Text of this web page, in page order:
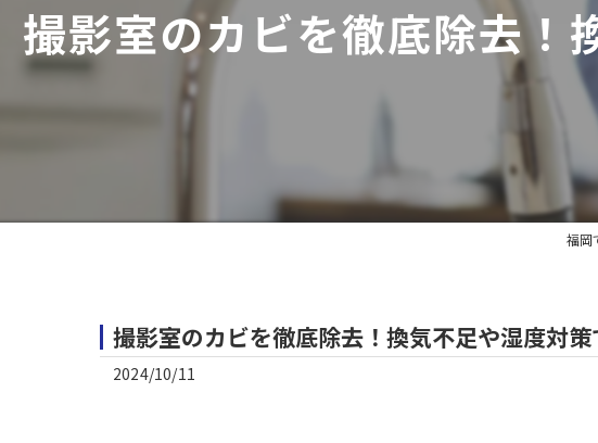
撮影室のカビを徹底除去！
福岡
撮影室のカビを徹底除去！換気不足や湿度対
2024/10/11